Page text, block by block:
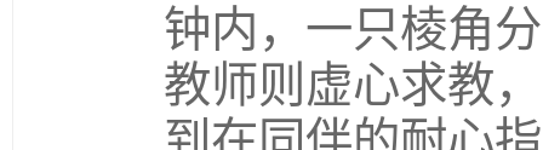
钟内，一只棱角
教师则虚心求教